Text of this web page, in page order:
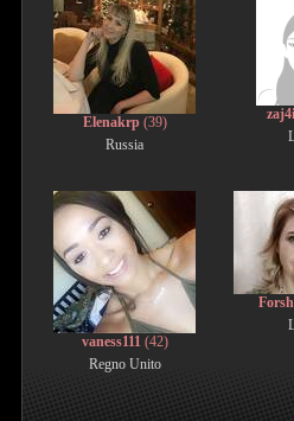
Elenakrp(39)
Russia
vaness111(42)
Regno Unito